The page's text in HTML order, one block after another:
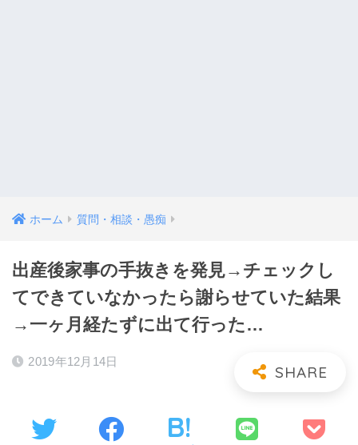
ホーム 質問・相談・愚痴
出産後家事の手抜きを発見→チェックし
てできていなかったら謝らせていた結果
→一ヶ月経たずに出て行った…
2019年12月14日